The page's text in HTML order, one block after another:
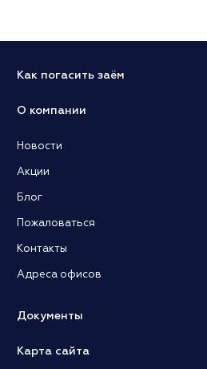
Как погасить заём
О компании
Новости
Акции
Блог
Пожаловаться
Контакты
Адреса офисов
Документы
Карта сайта